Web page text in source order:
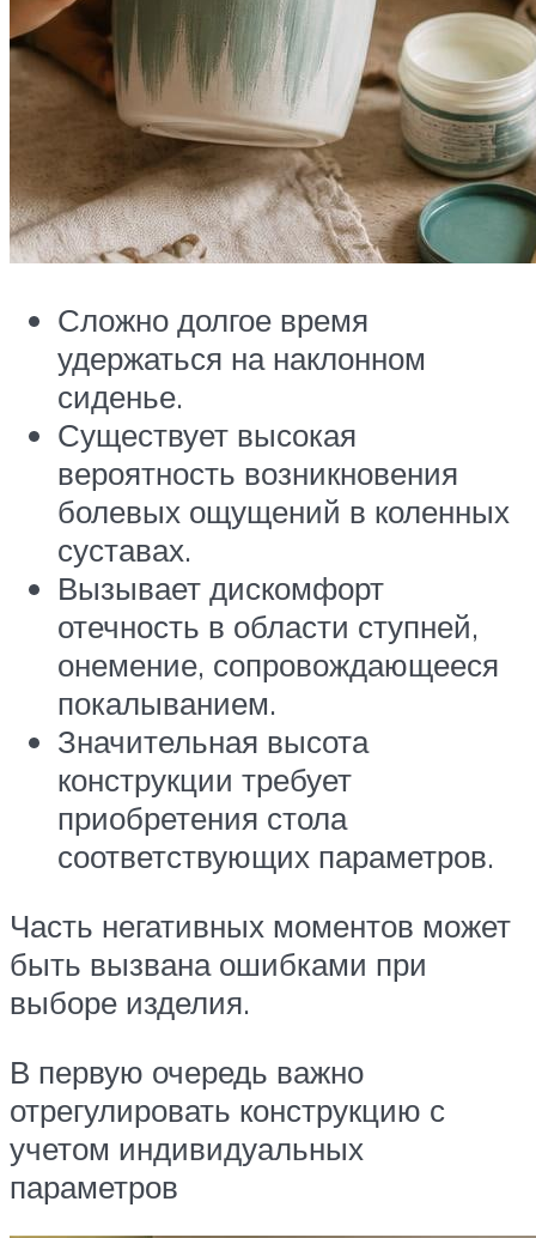
Сложно долгое время
удержаться на наклонном
сиденье.
Существует высокая
вероятность возникновения
болевых ощущений в коленных
суставах.
Вызывает дискомфорт
отечность в области ступней,
онемение, сопровождающееся
покалыванием.
Значительная высота
конструкции требует
приобретения стола
соответствующих параметров.
Часть негативных моментов может
быть вызвана ошибками при
выборе изделия.
В первую очередь важно
отрегулировать конструкцию с
учетом индивидуальных
параметров